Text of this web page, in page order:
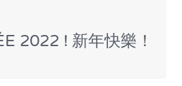
2022 ! 新年快樂！